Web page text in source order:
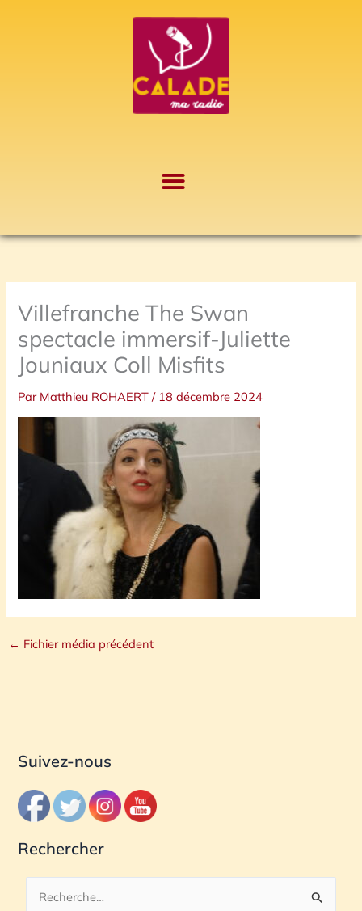
Villefranche The Swan
spectacle immersif-Juliette
Jouniaux Coll Misfits
Par Matthieu ROHAERT/ 18 décembre 2024
← Fichier média précédent
Suivez-nous
Rechercher